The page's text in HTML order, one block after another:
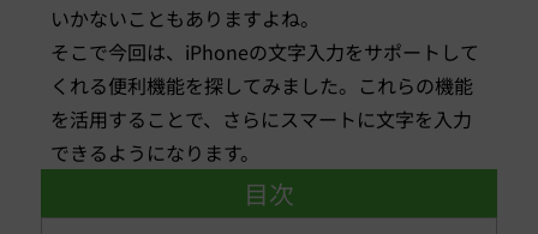
いかないこともありますよね。
そこで今回は、iPhoneの文字入力をサポートして
くれる便利機能を探してみました。これらの機能
を活用することで、さらにスマートに文字を入力
できるようになります。
目次